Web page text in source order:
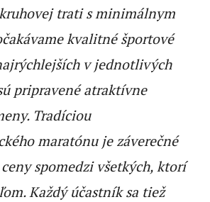
trati s minimálnym
kvalitné športové
v jednotlivých
pripravené atraktívne
Tradíciou
maratónu je záverečné
spomedzi všetkých, ktorí
Každý účastník sa tiež